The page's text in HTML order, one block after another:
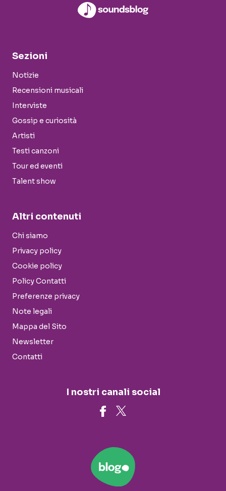
Sezioni
Notizie
Recensioni musicali
Interviste
Gossip e curiosità
Artisti
Testi canzoni
Tour ed eventi
Talent show
Altri contenuti
Chi siamo
Privacy policy
Cookie policy
Policy Contatti
Preferenze privacy
Note legali
Mappa del Sito
Newsletter
Contatti
I nostri canali social